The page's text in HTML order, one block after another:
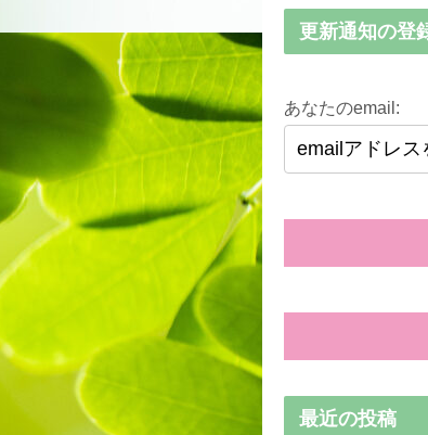
更新通知の登
あなたのemail:
最近の投稿